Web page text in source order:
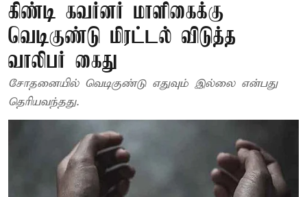
கிண்டி கவர்னர் மாளிகைக்கு
வெடிகுண்டு மிரட்டல் விடுத்த
வாலிபர் கைது
சோதனையில் வெடிகுண்டு எதுவும் இல்லை என்பது
தெரியவந்தது.